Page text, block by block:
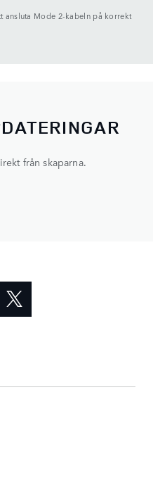
ansluta Mode 2-kabeln på korrekt
från skaparna.